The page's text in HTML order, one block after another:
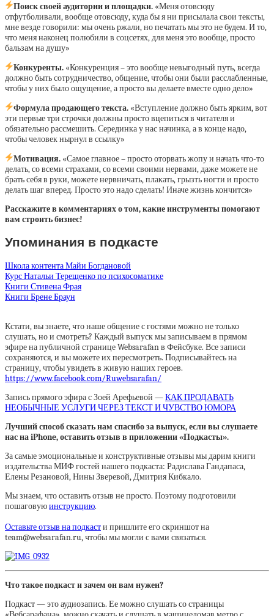
Поиск своей аудитории и площадки. «Меня отовсюду
отфутболивали, вообще отовсюду, куда бы я ни присылала свои тексты,
мне везде говорили: мы очень ржали, но печатать мы это не будем. И то,
что меня наконец полюбили в соцсетях, для меня это вообще, просто
бальзам на душу»
Конкуренты. «Конкуренция – это вообще невыгодный путь, всегда
должно быть сотрудничество, общение, чтобы они были расслабленные,
чтобы у них было ощущение, а просто вы делаете вместе одно дело»
Формула продающего текста. «Вступление должно быть ярким, вот
эти первые три строчки должны просто вцепиться в читателя и
обязательно рассмешить. Серединка у нас начинка, а в конце надо,
чтобы человек нырнул в ссылку»
Мотивация. «Самое главное – просто оторвать жопу и начать что-то
делать, со всеми страхами, со всеми своими нервами, даже можете не
брать себя в руки, можете нервничать, плакать, грызть ногти и просто
делать шаг вперед. Просто это надо сделать! Иначе жизнь кончится»
Расскажите в комментариях о том, какие инструменты помогают
вам строить бизнес!
Упоминания в подкасте
Школа контента Майи Богдановой
Курс Натальи Терещенко по психосоматике
Книги Стивена Фрая
Книги Брене Браун
Кстати, вы знаете, что наше общение с гостями можно не только
слушать, но и смотреть? Каждый выпуск мы записываем в прямом
эфире на публичной странице Websarafan в Фейсбуке. Все записи
сохраняются, и вы можете их пересмотреть. Подписывайтесь на
страницу, чтобы увидеть в живую наших героев.
https://www.facebook.com/Ruwebsarafan/
Запись прямого эфира с Зоей Арефьевой —КАК ПРОДАВАТЬ
НЕОБЫЧНЫЕ УСЛУГИ ЧЕРЕЗ ТЕКСТ И ЧУВСТВО ЮМОРА
Лучший способ сказать нам спасибо за выпуск, если вы слушаете
нас на iPhone, оставить отзыв в приложении «Подкасты».
За самые эмоциональные и конструктивные отзывы мы дарим книги
издательства МИФ гостей нашего подкаста: Радислава Гандапаса,
Елены Резановой, Нины Зверевой, Дмитрия Кибкало.
Мы знаем, что оставить отзыв не просто. Поэтому подготовили
пошаговуюинструкцию.
Оставьте отзыв на подкасти пришлите его скриншот на
team@websarafan.ru, чтобы мы могли с вами связаться.
Что такое подкаст и зачем он вам нужен?
Подкаст — это аудиозапись. Ее можно слушать со страницы